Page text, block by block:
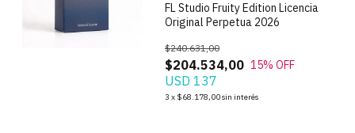
FL Studio Fruity Edition Licencia
Original Perpetua 2026
$204.534,00
$240.631,00
15% OFF
USD 137
3 x $68.178,00sin interés